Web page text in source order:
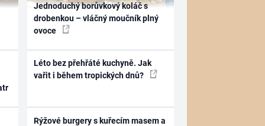
Jednoduchý borůvkový koláč s
drobenkou – vláčný moučník plný
ovoce
Léto bez přehřáté kuchyně. Jak
vařit i během tropických dnů?
Rýžové burgery s kuřecím masem a